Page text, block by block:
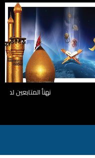
نهنأ المتابعين لموفع النور بوصول المشاهدات الى الرقم القياسي 11 مليون